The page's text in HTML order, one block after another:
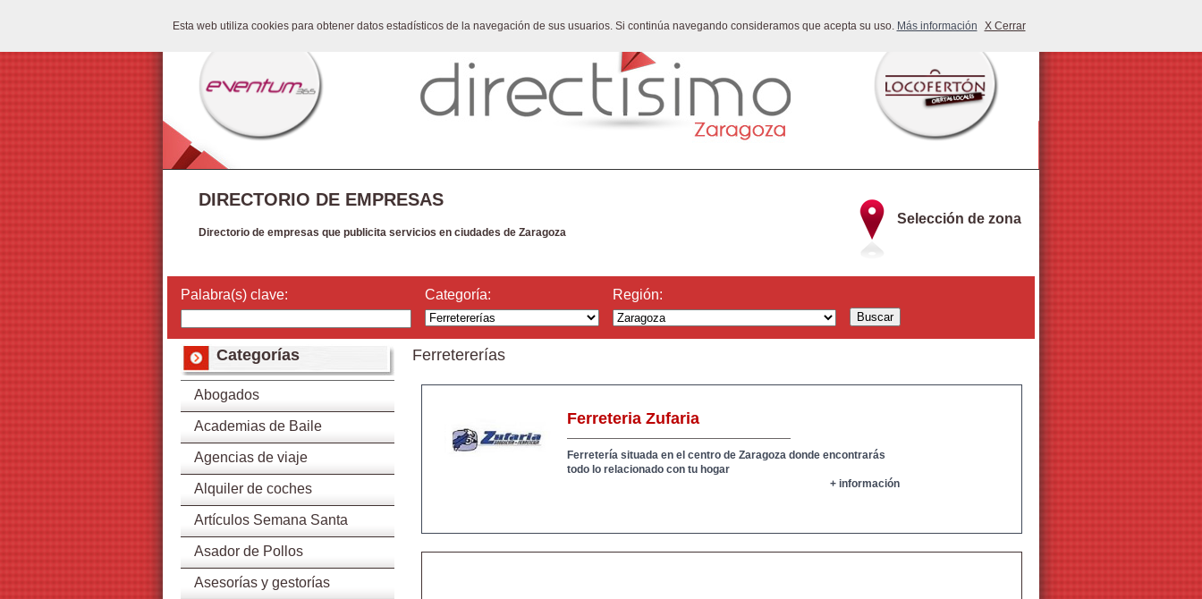
Esta web utiliza cookies para obtener datos estadísticos de la navegación de sus usuarios. Si continúa navegando consideramos que acepta su uso. Más información X Cerrar
Selección de zona
DIRECTORIO DE EMPRESAS
Directorio de empresas que publicita servicios en ciudades de Zaragoza
Palabra(s) clave: Categoría: Región:
Categorías
Abogados
Academias de Baile
Agencias de viaje
Alquiler de coches
Artículos Semana Santa
Asador de Pollos
Asesorías y gestorías
Ferretererías
Ferreteria Zufaria
Ferretería situada en el centro de Zaragoza donde encontrarás
todo lo relacionado con tu hogar
+ información